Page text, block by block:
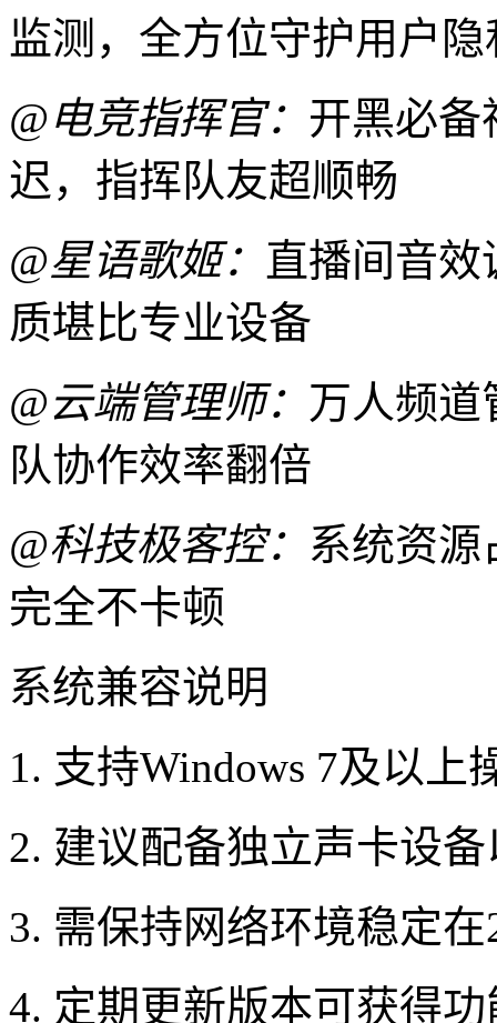
监测，全方位守护用户隐
@电竞指挥官： 开黑必备
迟，指挥队友超顺畅
@星语歌姬： 直播间音
质堪比专业设备
@云端管理师： 万人频道
队协作效率翻倍
@科技极客控： 系统资源
完全不卡顿
系统兼容说明
1. 支持Windows 7及以上
2. 建议配备独立声卡设
3. 需保持网络环境稳定
4. 定期更新版本可获得